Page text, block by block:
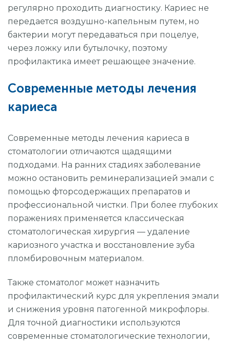
регулярно проходить диагностику. Кариес не
передается воздушно-капельным путем, но
бактерии могут передаваться при поцелуе,
через ложку или бутылочку, поэтому
профилактика имеет решающее значение.
Современные методы лечения
кариеса
Современные методы лечения кариеса в
стоматологии отличаются щадящими
подходами. На ранних стадиях заболевание
можно остановить реминерализацией эмали с
помощью фторсодержащих препаратов и
профессиональной чистки. При более глубоких
поражениях применяется классическая
стоматологическая хирургия — удаление
кариозного участка и восстановление зуба
пломбировочным материалом.
Также стоматолог может назначить
профилактический курс для укрепления эмали
и снижения уровня патогенной микрофлоры.
Для точной диагностики используются
современные стоматологические технологии,